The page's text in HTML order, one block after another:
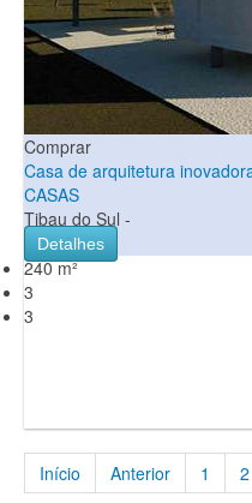
Comprar
Casa de arquitetura
CASAS
Tibau do Sul -
Detalhes
240 m²
3
3
Início Anterior 1 2